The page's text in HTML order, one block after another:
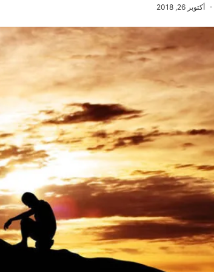
أكتوبر 26, 2018